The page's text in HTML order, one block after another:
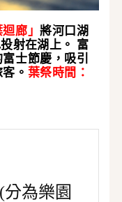
迴廊 」將河口湖
射在湖上。 富
士節慶，吸引
。 葉祭時間：
為樂園